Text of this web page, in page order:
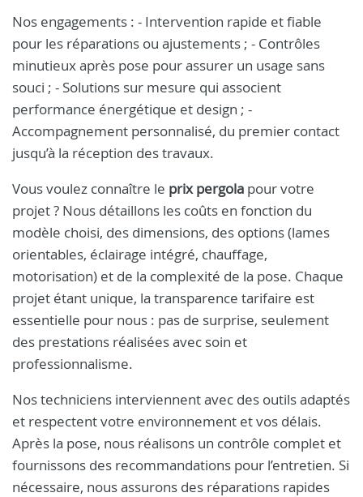
Nos engagements : - Intervention rapide et fiable
pour les réparations ou ajustements ; - Contrôles
minutieux après pose pour assurer un usage sans
souci ; - Solutions sur mesure qui associent
performance énergétique et design ; -
Accompagnement personnalisé, du premier contact
jusqu’à la réception des travaux.
Vous voulez connaître le prix pergola pour votre
projet ? Nous détaillons les coûts en fonction du
modèle choisi, des dimensions, des options (lames
orientables, éclairage intégré, chauffage,
motorisation) et de la complexité de la pose. Chaque
projet étant unique, la transparence tarifaire est
essentielle pour nous : pas de surprise, seulement
des prestations réalisées avec soin et
professionnalisme.
Nos techniciens interviennent avec des outils adaptés
et respectent votre environnement et vos délais.
Après la pose, nous réalisons un contrôle complet et
fournissons des recommandations pour l’entretien. Si
nécessaire, nous assurons des réparations rapides